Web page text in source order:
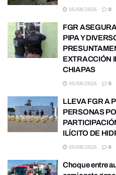
05/08/2026 0
FGR
PIPA Y
EXTRACCIÓN
CHIAPAS
05/08/2026 0
LLEVA FGR A
PERSONAS
ILÍCITO DE
05/08/2026 0
Choque entre